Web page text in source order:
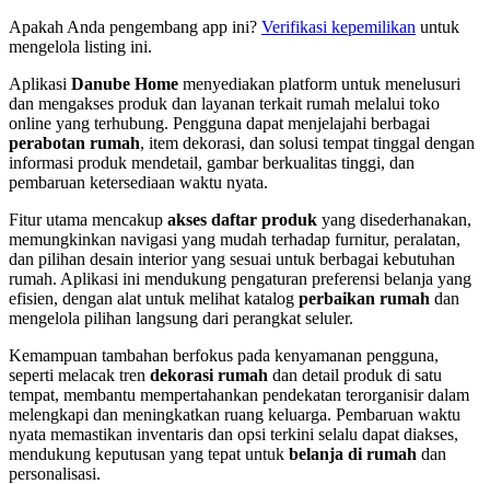
Apakah Anda pengembang app ini? Verifikasi kepemilikan untuk
mengelola listing ini.
Aplikasi Danube Home menyediakan platform untuk menelusuri
dan mengakses produk dan layanan terkait rumah melalui toko
online yang terhubung. Pengguna dapat menjelajahi berbagai
perabotan rumah, item dekorasi, dan solusi tempat tinggal dengan
informasi produk mendetail, gambar berkualitas tinggi, dan
pembaruan ketersediaan waktu nyata.
Fitur utama mencakup akses daftar produk yang disederhanakan,
memungkinkan navigasi yang mudah terhadap furnitur, peralatan,
dan pilihan desain interior yang sesuai untuk berbagai kebutuhan
rumah. Aplikasi ini mendukung pengaturan preferensi belanja yang
efisien, dengan alat untuk melihat katalog perbaikan rumah dan
mengelola pilihan langsung dari perangkat seluler.
Kemampuan tambahan berfokus pada kenyamanan pengguna,
seperti melacak tren dekorasi rumah dan detail produk di satu
tempat, membantu mempertahankan pendekatan terorganisir dalam
melengkapi dan meningkatkan ruang keluarga. Pembaruan waktu
nyata memastikan inventaris dan opsi terkini selalu dapat diakses,
mendukung keputusan yang tepat untuk belanja di rumah dan
personalisasi.